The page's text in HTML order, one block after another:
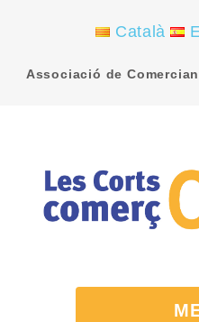
Català
Associació de